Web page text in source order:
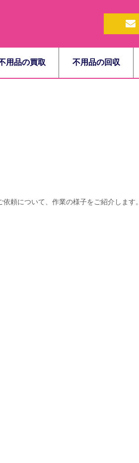
用品の買取 不用品の回収
頼について、作業の様子をご紹介します。